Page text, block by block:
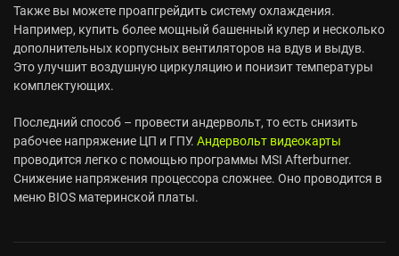
Также вы можете проапгрейдить систему охлаждения.
Например, купить более мощный башенный кулер и несколько
дополнительных корпусных вентиляторов на вдув и выдув.
Это улучшит воздушную циркуляцию и понизит температуры
комплектующих.
Последний способ – провести андервольт, то есть снизить
рабочее напряжение ЦП и ГПУ. Андервольт видеокарты
проводится легко с помощью программы MSI Afterburner.
Снижение напряжения процессора сложнее. Оно проводится в
меню BIOS материнской платы.